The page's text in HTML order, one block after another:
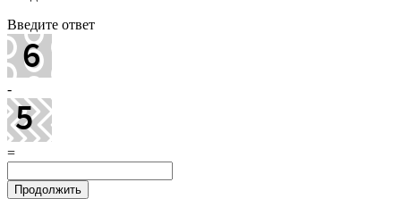
Введите ответ
-
=